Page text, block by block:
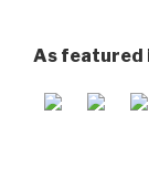
As featured